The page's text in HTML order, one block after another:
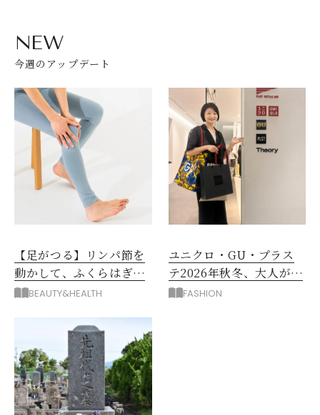
NEW
今週のアップデート
【足がつる】リンパ節を
動かして、ふくらはぎの
むくみ、こむら返りを解
BEAUTY&HEALTH
ユニクロ・GU・プラス
テ2026年秋冬、大人が着
たい新作服は？
FASHION